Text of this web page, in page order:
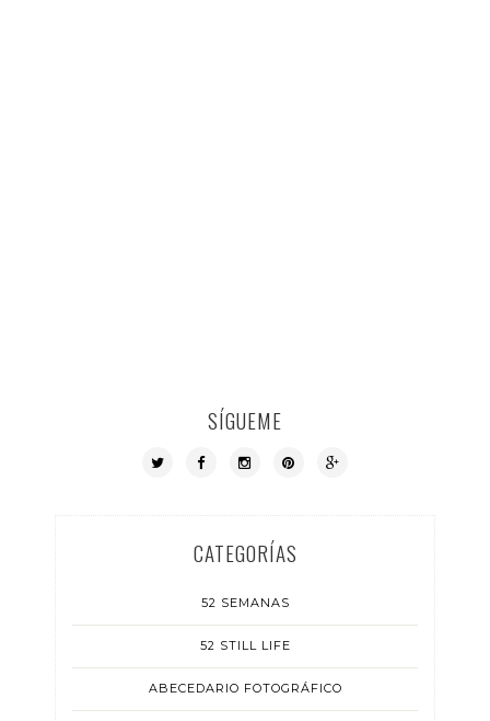
SÍGUEME
CATEGORÍAS
52 SEMANAS
52 STILL LIFE
ABECEDARIO FOTOGRÁFICO